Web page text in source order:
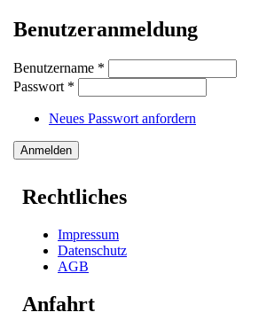
Benutzeranmeldung
Benutzername *
Passwort *
Neues Passwort anfordern
Rechtliches
Impressum
Datenschutz
AGB
Anfahrt